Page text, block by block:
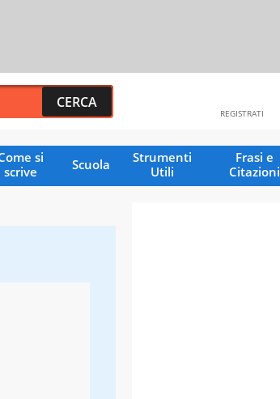
REGISTRATI
si
scrive
Scuola
Strumenti
Utili
Frasi e
Citazioni